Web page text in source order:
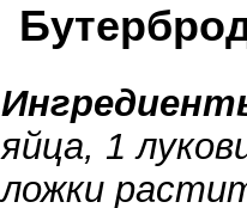
яйца, 1
ложки